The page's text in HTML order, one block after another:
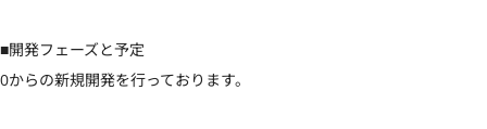
■開発フェーズと予定
0からの新規開発を行っております。